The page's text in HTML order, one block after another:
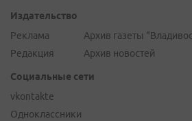
Издательство
Реклама
Редакция
Архив газеты
Архив новостей
Социальные сети
vkontakte
Одноклассники